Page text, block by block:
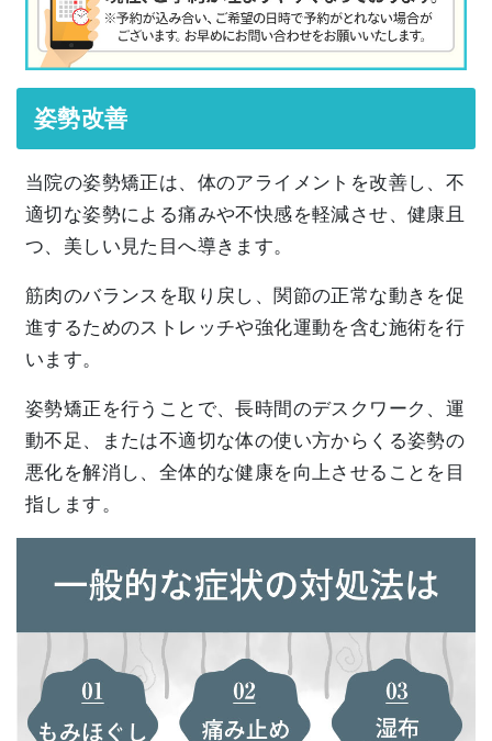
姿勢改善
当院の姿勢矯正は、体のアライメントを改善し、不
適切な姿勢による痛みや不快感を軽減させ、健康且
つ、美しい見た目へ導きます。
筋肉のバランスを取り戻し、関節の正常な動きを促
進するためのストレッチや強化運動を含む施術を行
います。
姿勢矯正を行うことで、長時間のデスクワーク、運
動不足、または不適切な体の使い方からくる姿勢の
悪化を解消し、全体的な健康を向上させることを目
指します。